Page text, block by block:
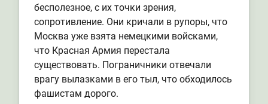
бесполезное, с их точки зрения,
сопротивление. Они кричали в рупоры, что
Москва уже взята немецкими войсками,
что Красная Армия перестала
существовать. Пограничники отвечали
врагу вылазками в его тыл, что обходилось
фашистам дорого.